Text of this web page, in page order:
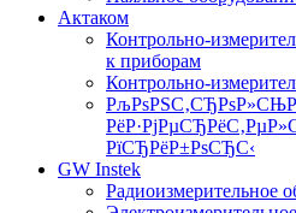
Актаком
Контрольно-
к приборам
Контрольно-
РїСЂРёР±РѕСЂС‹
GW Instek
Радиоизмерительное